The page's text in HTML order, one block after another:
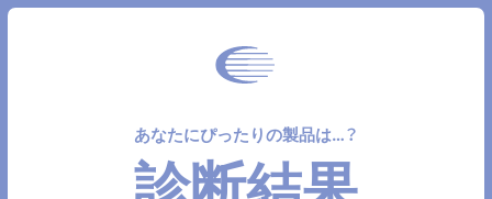
あなたにぴったりの製品は…？